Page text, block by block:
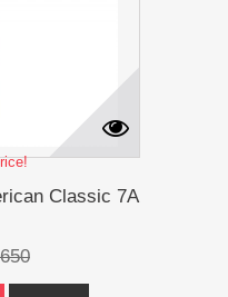
Classic 7A